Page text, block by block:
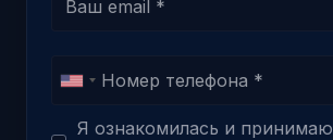
Я ознакомилась и принимаю